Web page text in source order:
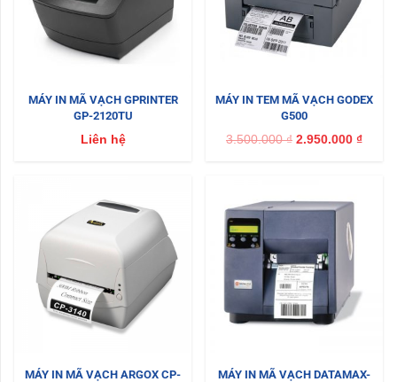
MÁY IN MÃ VẠCH GPRINTER
GP-2120TU
Liên hệ
MÁY IN TEM MÃ VẠCH GODEX
G500
3.500.000₫ 2.950.000 ₫
MÁY IN MÃ VẠCH ARGOX CP-
MÁY IN MÃ VẠCH DATAMAX-